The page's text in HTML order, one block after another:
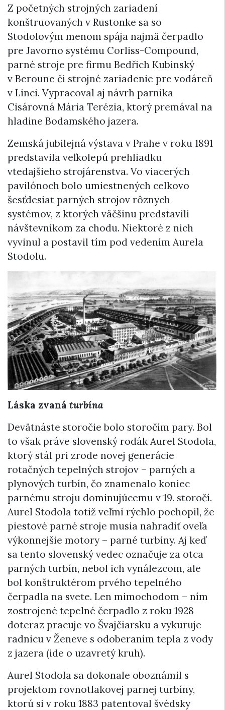
Z početných strojných zariadení
konštruovaných v Rustonke sa so
Stodolovým menom spája najmä čerpadlo
pre Javorno systému Corliss-Compound,
parné stroje pre firmu Bedřich Kubinský
v Beroune či strojné zariadenie pre vodáreň
v Linci. Vypracoval aj návrh parníka
Cisárovná Mária Terézia, ktorý premával na
hladine Bodamského jazera.
Zemská jubilejná výstava v Prahe v roku 1891
predstavila veľkolepú prehliadku
vtedajšieho strojárenstva. Vo viacerých
pavilónoch bolo umiestnených celkovo
šesťdesiat parných strojov rôznych
systémov, z ktorých väčšinu predstavili
návštevníkom za chodu. Niektoré z nich
vyvinul a postavil tím pod vedením Aurela
Stodolu.
Láska zvaná turbína
Devätnáste storočie bolo storočím pary. Bol
to však práve slovenský rodák Aurel Stodola,
ktorý stál pri zrode novej generácie
rotačných tepelných strojov – parných a
plynových turbín, čo znamenalo koniec
parnému stroju dominujúcemu v 19. storočí.
Aurel Stodola totiž veľmi rýchlo pochopil, že
piestové parné stroje musia nahradiť oveľa
výkonnejšie motory – parné turbíny. Aj keď
sa tento slovenský vedec označuje za otca
parných turbín, nebol ich vynálezcom, ale
bol konštruktérom prvého tepelného
čerpadla na svete. Len mimochodom – ním
zostrojené tepelné čerpadlo z roku 1928
doteraz pracuje vo Švajčiarsku a vykuruje
radnicu v Ženeve s odoberaním tepla z vody
z jazera (ide o uzavretý kruh).
Aurel Stodola sa dokonale oboznámil s
projektom rovnotlakovej parnej turbíny,
ktorú si v roku 1883 patentoval švédsky